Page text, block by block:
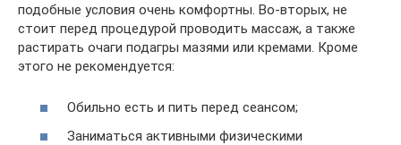
подобные условия очень комфортны. Во-вторых, не
стоит перед процедурой проводить массаж, а также
растирать очаги подагры мазями или кремами. Кроме
этого не рекомендуется:
Обильно есть и пить перед сеансом;
Заниматься активными физическими